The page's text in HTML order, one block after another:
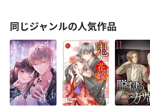
同じジャンルの人気作品